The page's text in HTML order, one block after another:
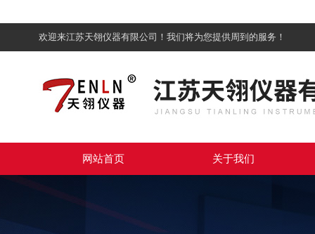
欢迎来江苏天翎仪器有限公司！我们将为您提供周到的服务！
网站首页 关于我们